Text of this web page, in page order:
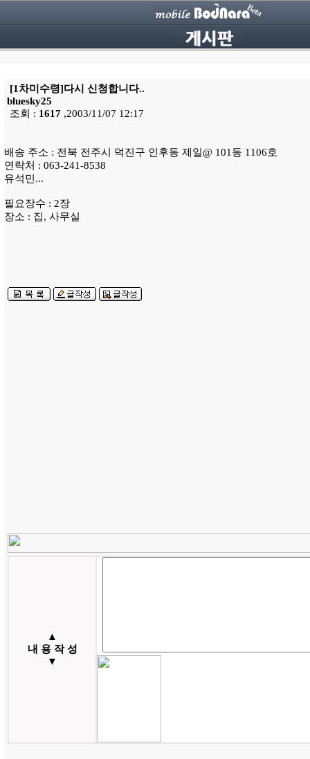
[1차미수령]다시 신청합니다..
bluesky25
조회 : 1617 ,2003/11/07 12:17
배송 주소 : 전북 전주시 덕진구 인후동 제일@ 101동 1106호
연락처 : 063-241-8538
유석민...
필요장수 : 2장
장소 : 집, 사무실
▲
내 용 작 성
▼